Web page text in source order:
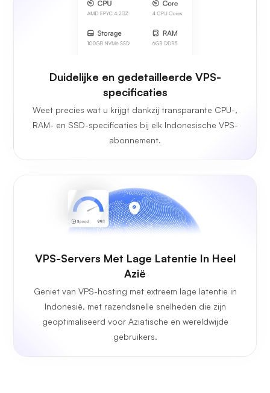
Duidelijke en gedetailleerde VPS-
specificaties
Weet precies wat u krijgt dankzij transparante CPU-,
RAM- en SSD-specificaties bij elk Indonesische VPS-
abonnement.
VPS-Servers Met Lage Latentie In Heel
Azië
Geniet van VPS-hosting met extreem lage latentie in
Indonesië, met razendsnelle snelheden die zijn
geoptimaliseerd voor Aziatische en wereldwijde
gebruikers.